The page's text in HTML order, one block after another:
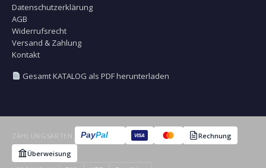
Datenschutzerklärung
AGB
Widerrufsrecht
Versand & Zahlung
Kontakt
Gesamt KATALOG als PDF herunterladen
ZAHLUNGSARTEN: PayPal VISA
Rechnung
Überweisung